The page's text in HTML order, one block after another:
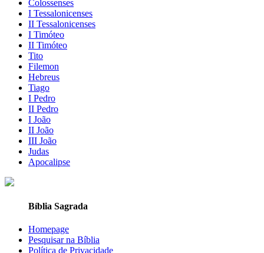
Colossenses
I Tessalonicenses
II Tessalonicenses
I Timóteo
II Timóteo
Tito
Filemon
Hebreus
Tiago
I Pedro
II Pedro
I João
II João
III João
Judas
Apocalipse
Bíblia Sagrada
Homepage
Pesquisar na Bíblia
Política de Privacidade